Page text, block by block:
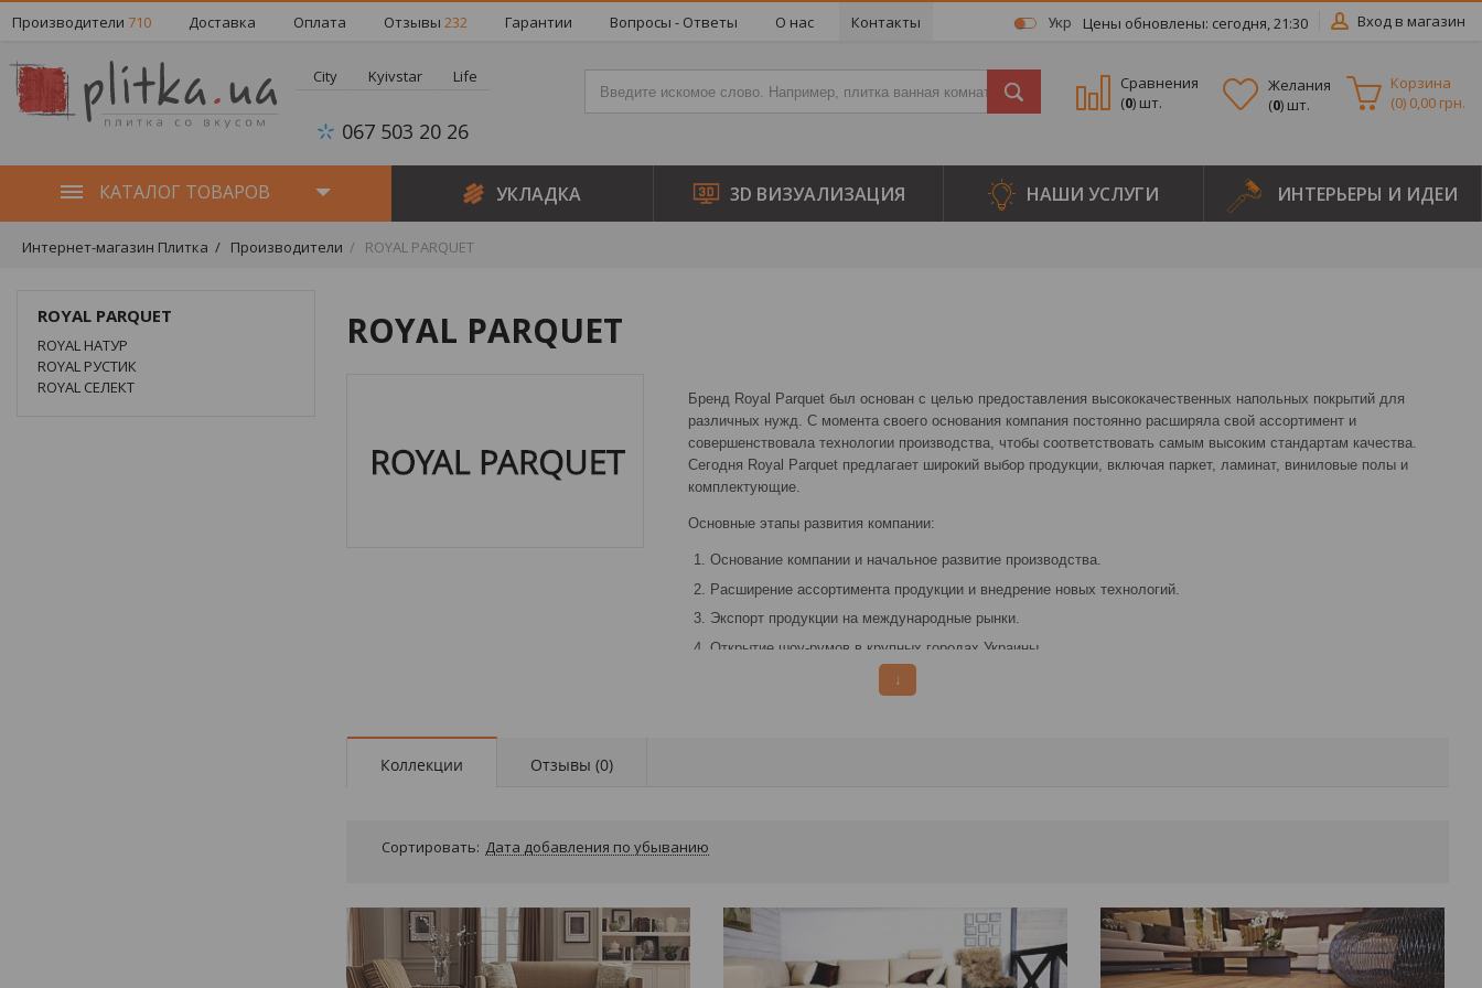
Производители 710 Доставка Оплата Отзывы 232 Гарантии Вопросы - Ответы О нас Контакты Цены обновлены: сегодня, 21:30 Вход в магазин
Укр
City Kyivstar Life
067 503 20 26
Сравнения
(0) шт.
Желания
(0) шт.
Корзина
(0) 0,00 грн.
КАТАЛОГ ТОВАРОВ УКЛАДКА 3D ВИЗУАЛИЗАЦИЯ НАШИ УСЛУГИ ИНТЕРЬЕРЫ И ИДЕИ
Интернет-магазин Плитка Производители ROYAL PARQUET
ROYAL PARQUET
ROYAL НАТУР
ROYAL РУСТИК
ROYAL СЕЛЕКТ
ROYAL PARQUET
Бренд Royal Parquet был основан с целью предоставления высококачественных напольных покрытий для
различных нужд. С момента своего основания компания постоянно расширяла свой ассортимент и
совершенствовала технологии производства, чтобы соответствовать самым высоким стандартам качества.
Сегодня Royal Parquet предлагает широкий выбор продукции, включая паркет, ламинат, виниловые полы и
комплектующие.
Основные этапы развития компании:
Основание компании и начальное развитие производства.
Расширение ассортимента продукции и внедрение новых технологий.
Экспорт продукции на международные рынки.
Открытие шоу-румов в крупных городах Украины.
Запуск интернет-магазина для удобства клиентов.
качества на каждом этапе производства, что гарантирует ее долговечность и устойчивость к износу. Кроме
негативное влияние на окружающую среду
Бренд Royal Parquet был основан с целью предоставления высококачественных напольных покрытий для
различных нужд. С момента своего основания компания постоянно расширяла свой ассортимент и
совершенствовала технологии производства, чтобы соответствовать самым высоким стандартам качества.
↓
Коллекции Отзывы (0)
Сортировать: Дата добавления по убыванию